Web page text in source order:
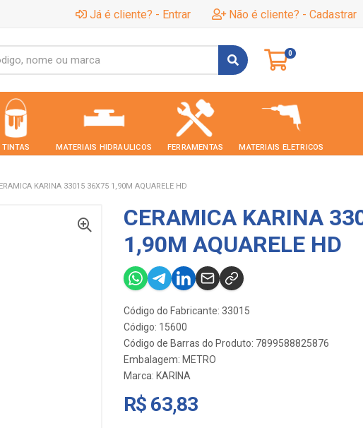
Já é cliente? - Entrar Não é cliente? - Cadastrar
0
TINTAS MATERIAIS HIDRAULICOS FERRAMENTAS MATERIAIS ELETRICOS
KARINA 33015 36X75 1,90M AQUARELE HD
CERAMICA KARINA
1,90M AQUARELE HD
Código do Fabricante: 33015
Código: 15600
Código de Barras do Produto: 7899588825876
Embalagem: METRO
Marca: KARINA
R$ 63,83